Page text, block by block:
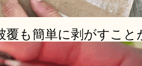
覆も簡単に剥がすこと